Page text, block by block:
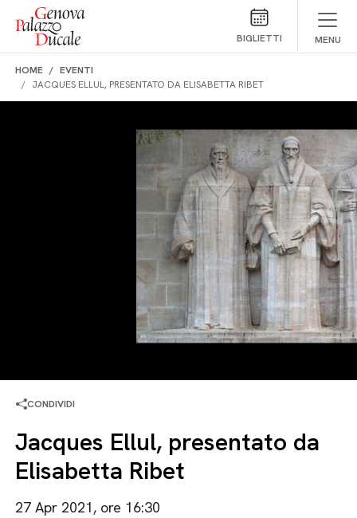
Salta al contenuto
BIGLIETTI MENU
HOME
EVENTI
JACQUES ELLUL, PRESENTATO DA ELISABETTA RIBET
CONDIVIDI
Jacques Ellul, presentato da
Elisabetta Ribet
27 Apr 2021, ore 16:30